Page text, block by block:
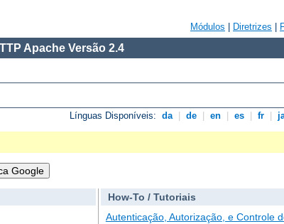
Módulos Diretrizes
Apache Versão 2.4
Línguas Disponíveis: da de en es fr
How-To / Tutoriais
Autenticação, Autorização, e Controle